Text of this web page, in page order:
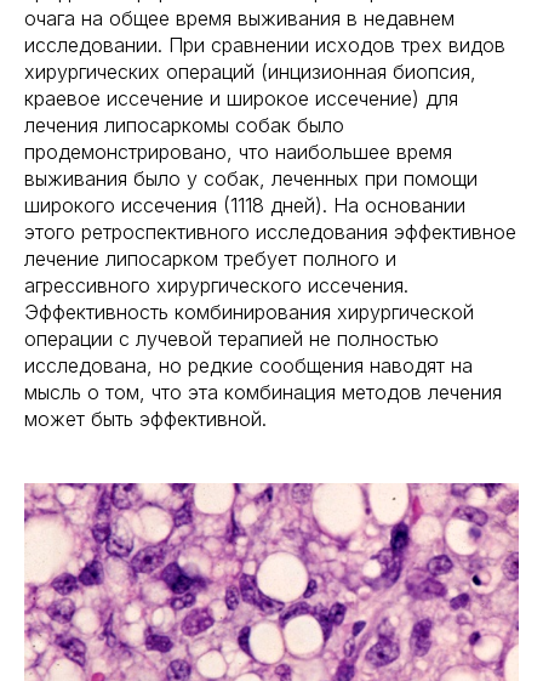
очага на общее время выживания в недавнем
исследовании. При сравнении исходов трех видов
хирургических операций (инцизионная биопсия,
краевое иссечение и широкое иссечение) для
лечения липосаркомы собак было
продемонстрировано, что наибольшее время
выживания было у собак, леченных при помощи
широкого иссечения (1118 дней). На основании
этого ретроспективного исследования эффективное
лечение липосарком требует полного и
агрессивного хирургического иссечения.
Эффективность комбинирования хирургической
операции с лучевой терапией не полностью
исследована, но редкие сообщения наводят на
мысль о том, что эта комбинация методов лечения
может быть эффективной.